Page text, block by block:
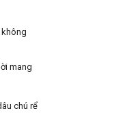
không
mang
chú rể